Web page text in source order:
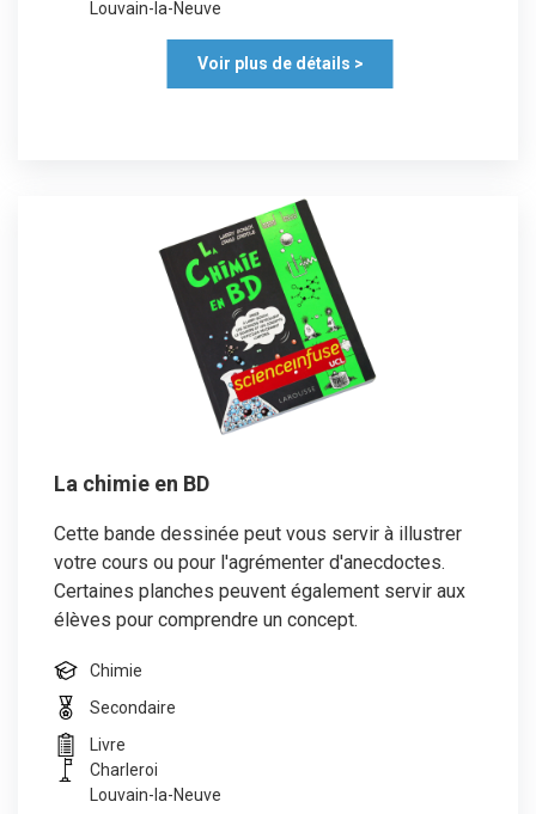
Louvain-la-Neuve
Voir plus de détails >
La chimie en BD
Cette bande dessinée peut vous servir à illustrer
votre cours ou pour l'agrémenter d'anecdoctes.
Certaines planches peuvent également servir aux
élèves pour comprendre un concept.
Chimie
Secondaire
Livre
Charleroi
Louvain-la-Neuve